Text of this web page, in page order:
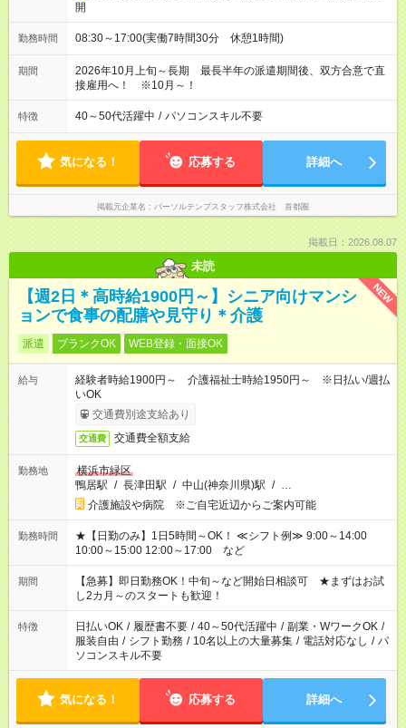
開
勤務時間 08:30～17:00(実働7時間30分 休憩1時間)
期間
2026年10月上旬～長期 最長半年の派遣期間後、双方合意で直
接雇用へ！ ※10月～！
特徴 40～50代活躍中 / パソコンスキル不要
気になる！ 応募する 詳細へ
掲載元企業名 パーソルテンプスタッフ株式会社 首都圏
掲載日：2026.08.07
未読
NEW
【週2日＊高時給1900円～】シニア向けマンシ
ョンで食事の配膳や見守り＊介護
派遣 ブランクOK WEB登録・面接OK
給与
経験者時給1900円～ 介護福祉士時給1950円～ ※日払い/週払
いOK
交通費別途支給あり
交通費 交通費全額支給
勤務地
横浜市緑区
鴨居駅 / 長津田駅 / 中山(神奈川県)駅 / …
介護施設や病院 ※ご自宅近辺からご案内可能
勤務時間
★【日勤のみ】1日5時間～OK！ ≪シフト例≫ 9:00～14:00
10:00～15:00 12:00～17:00 など
期間
【急募】即日勤務OK！中旬～など開始日相談可 ★まずはお試
し2カ月～のスタートも歓迎！
特徴 日払いOK / 履歴書不要 / 40～50代活躍中 / 副業・WワークOK /
服装自由 / シフト勤務 / 10名以上の大量募集 / 電話対応なし / パ
ソコンスキル不要
気になる！ 応募する 詳細へ